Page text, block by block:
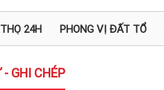
24H PHONG VỊ ĐẤT TỔ
- GHI CHÉP